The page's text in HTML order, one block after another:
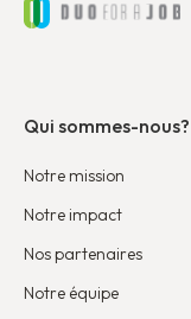
Qui sommes-nous?
Notre mission
Notre impact
Nos partenaires
Notre équipe